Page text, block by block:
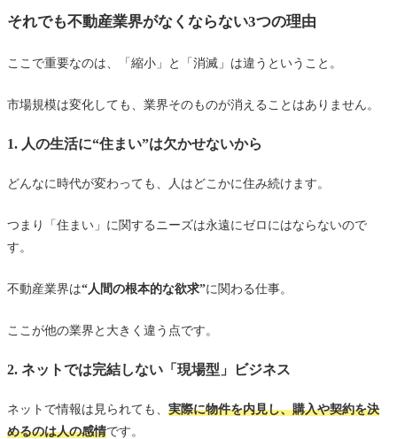
それでも不動産業界がなくならない3つの理由
ここで重要なのは、「縮小」と「消滅」は違うということ。
市場規模は変化しても、業界そのものが消えることはありません。
1. 人の生活に“住まい”は欠かせないから
どんなに時代が変わっても、人はどこかに住み続けます。
つまり「住まい」に関するニーズは永遠にゼロにはならないので
す。
不動産業界は“人間の根本的な欲求”に関わる仕事。
ここが他の業界と大きく違う点です。
2. ネットでは完結しない「現場型」ビジネス
ネットで情報は見られても、 実際に物件を内見し、購入や契約を決
めるのは人の感情です。